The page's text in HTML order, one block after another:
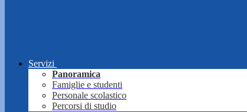
Servizi
Panoramica
Famiglie e studenti
Personale scolastico
Percorsi di studio